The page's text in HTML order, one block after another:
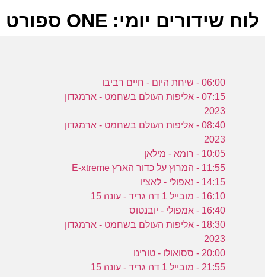
לוח שידורים יומי: ONE ספורט 06-09-2023
06:00 - שיחת היום - חיים רביבו
07:15 - אליפות העולם בשחמט - ארמגדון
2023
08:40 - אליפות העולם בשחמט - ארמגדון
2023
10:05 - רומא - מילאן
11:55 - המרוץ על כדור הארץ E-xtreme
14:15 - נאפולי - לאציו
16:10 - מובייל 1 דה גריד - עונה 15
16:40 - אמפולי - יובנטוס
18:30 - אליפות העולם בשחמט - ארמגדון
2023
20:00 - ססואולו - טורינו
21:55 - מובייל 1 דה גריד - עונה 15